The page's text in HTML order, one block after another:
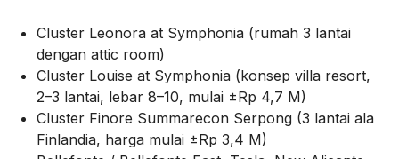
Cluster Leonora at Symphonia (rumah 3 lantai
dengan attic room)
Cluster Louise at Symphonia (konsep villa resort,
2–3 lantai, lebar 8–10, mulai ±Rp 4,7 M)
Cluster Finore Summarecon Serpong (3 lantai ala
Finlandia, harga mulai ±Rp 3,4 M)